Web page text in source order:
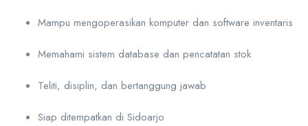
Mampu mengoperasikan komputer dan software inventaris
Memahami sistem database dan pencatatan stok
Teliti, disiplin, dan bertanggung jawab
Siap ditempatkan di Sidoarjo